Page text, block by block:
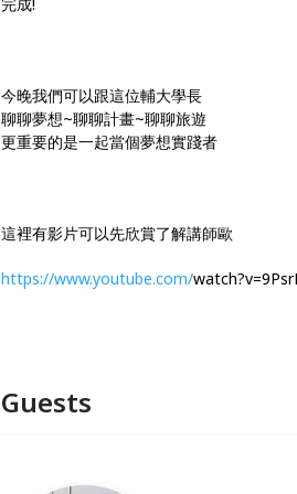
今晚我們可以跟這位輔大學長
聊聊夢想~聊聊計畫~聊聊旅遊
更重要的是一起當個夢想實踐者
這裡有影片可以先欣賞了解講師歐
https://www.youtube.com/
Guests